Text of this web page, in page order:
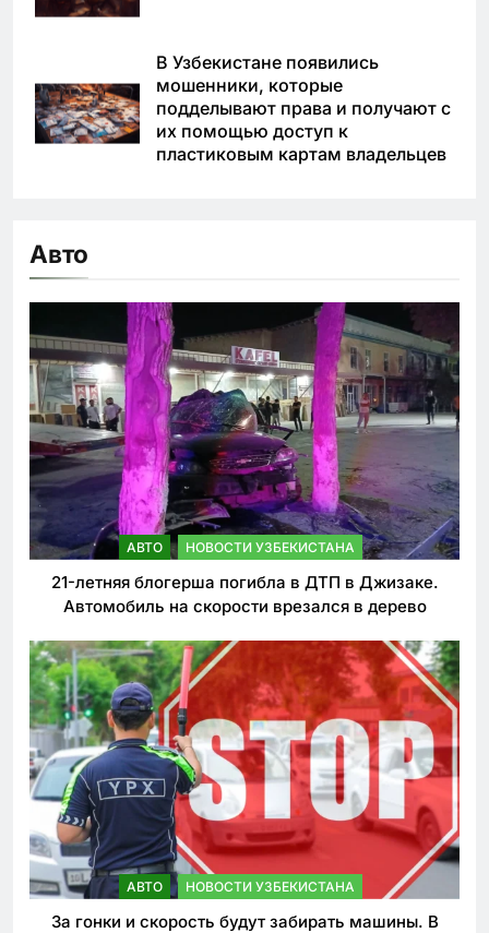
В Узбекистане появились
мошенники, которые
подделывают права и получают с
их помощью доступ к
пластиковым картам владельцев
Авто
АВТО НОВОСТИ УЗБЕКИСТАНА
21-летняя блогерша погибла в ДТП в Джизаке.
Автомобиль на скорости врезался в дерево
АВТО НОВОСТИ УЗБЕКИСТАНА
За гонки и скорость будут забирать машины. В